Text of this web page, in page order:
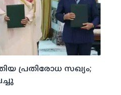
പ്രതിരോധ സഖ്യം;